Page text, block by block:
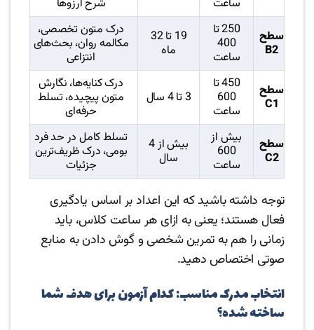
سطح
B2
250 تا
400
ساعت
19 تا 32
ماه
درک متون تخصصی،
مکالمه روان، بحث‌های
انتزاعی
سطح
C1
450 تا
600
ساعت
3 تا 4 سال
درک کنایه‌ها، نگارش
متون پیچیده، تسلط
حرفه‌ای
سطح
C2
بیش از
600
ساعت
بیش از 4
سال
تسلط کامل در حد فرد
بومی، درک ظریف‌ترین
جزئیات
توجه داشته باشید که این اعداد بر اساس یادگیری
فعال هستند؛ یعنی به ازای هر ساعت کلاس، باید
زمانی را هم به تمرین شخصی و گوش دادن به منابع
صوتی اختصاص دهید.
انتخاب مدرک مناسب: کدام آزمون برای هدف شما
ساخته شده؟